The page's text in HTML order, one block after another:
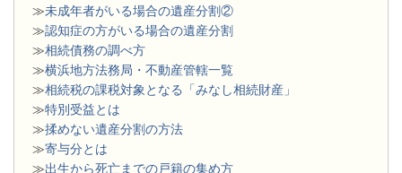
≫未成年者がいる場合の遺産分割②
≫認知症の方がいる場合の遺産分割
≫相続債務の調べ方
≫横浜地方法務局・不動産管轄一覧
≫相続税の課税対象となる「みなし相続財産」
≫特別受益とは
≫揉めない遺産分割の方法
≫寄与分とは
≫出生から死亡までの戸籍の集め方